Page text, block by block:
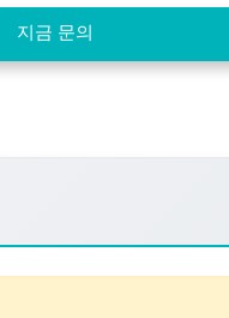
지금 문의